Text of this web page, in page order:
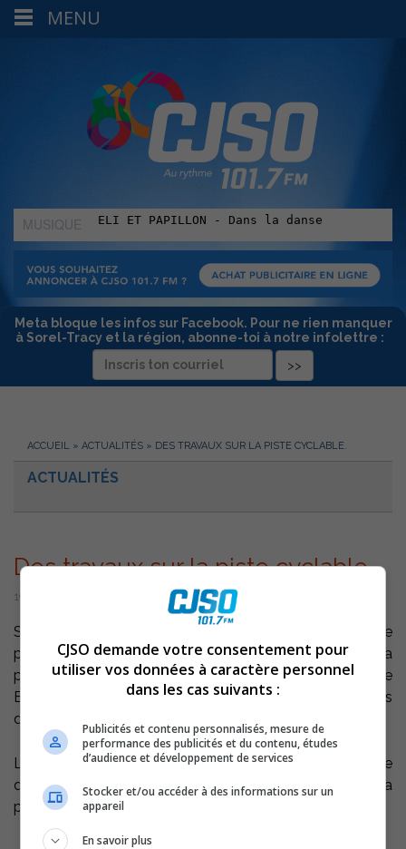
MUSIQUE
:
Meta bloque les infos sur Facebook. Pour ne rien manquer
à Sorel-Tracy et la région, abonne-toi à notre infolettre :
ACCUEIL » ACTUALITÉS » DES TRAVAUX SUR LA PISTE CYCLABLE.
ACTUALITÉS
Des travaux sur la piste cyclable.
19 juillet 2004 | Par Équipe CJSO
Sorel-Tracy – Le Réseau Sentier Nature du Lac St-Pierre
procède actuellement à des tests de surfaçage de la
piste cyclable, entre le boulevard Poliquin et la rue
Barabé , à Sorel-Tracy. Le Réseau rappelle aux usagers
d’être prudent lorsque vous circulez sur ce tronçon.
Les résultats de ces tests permettra de prendre une
décision sur le type de matériel à utiliser pour recouvrir la
piste cyclable.
MENU
CJSO demande votre consentement pour
utiliser vos données à caractère personnel
dans les cas suivants :
Publicités et contenu personnalisés, mesure de
performance des publicités et du contenu, études
d’audience et développement de services
Stocker et/ou accéder à des informations sur un
appareil
En savoir plus